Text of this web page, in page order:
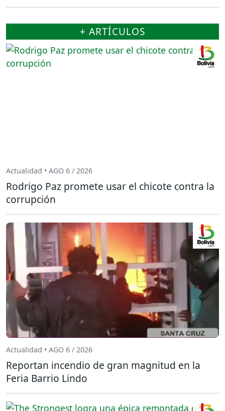
+ ARTÍCULOS
Actualidad • AGO 6 / 2026
Rodrigo Paz promete usar el chicote contra la
corrupción
Actualidad • AGO 6 / 2026
Reportan incendio de gran magnitud en la
Feria Barrio Lindo